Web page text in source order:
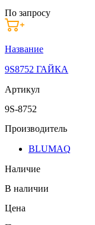
По запросу
Название
9S8752 ГАЙКА
Артикул
9S-8752
Производитель
BLUMAQ
Наличие
В наличии
Цена